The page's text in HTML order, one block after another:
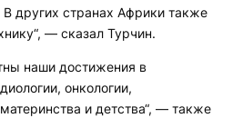
других странах Африки также
— сказал Турчин.
наши достижения в
онкологии,
и детства“, — также